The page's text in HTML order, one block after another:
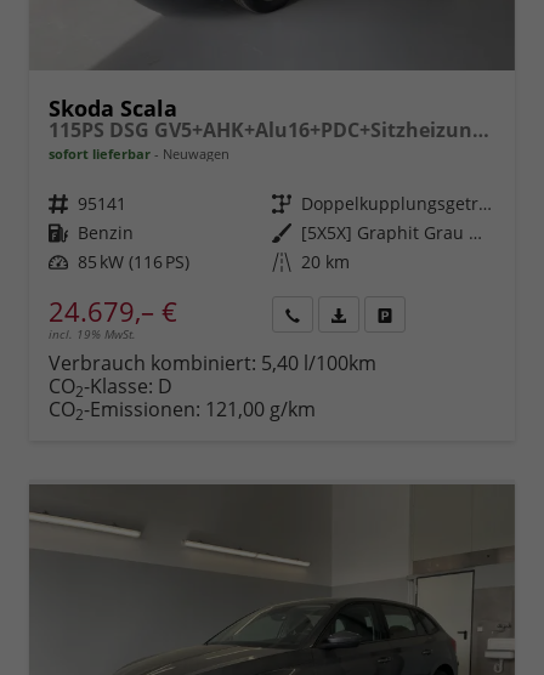
Skoda Scala
115PS DSG GV5+AHK+Alu16+PDC+Sitzheizung+App-Connect
sofort lieferbar Neuwagen
Fahrzeugnr. 95141 Getriebe
Doppelkupplungsgetriebe (DSG)
Kraftstoff Benzin Außenfarbe
[5X5X] Graphit Grau Metallic
Leistung 85 kW (116 PS) Kilometerstand 20 km
24.679,– €
incl. 19% MwSt.
anfordern
Datei,
Verbrauch kombiniert: 5,40 l/100km
CO2-Klasse: D
CO2-Emissionen: 121,00 g/km